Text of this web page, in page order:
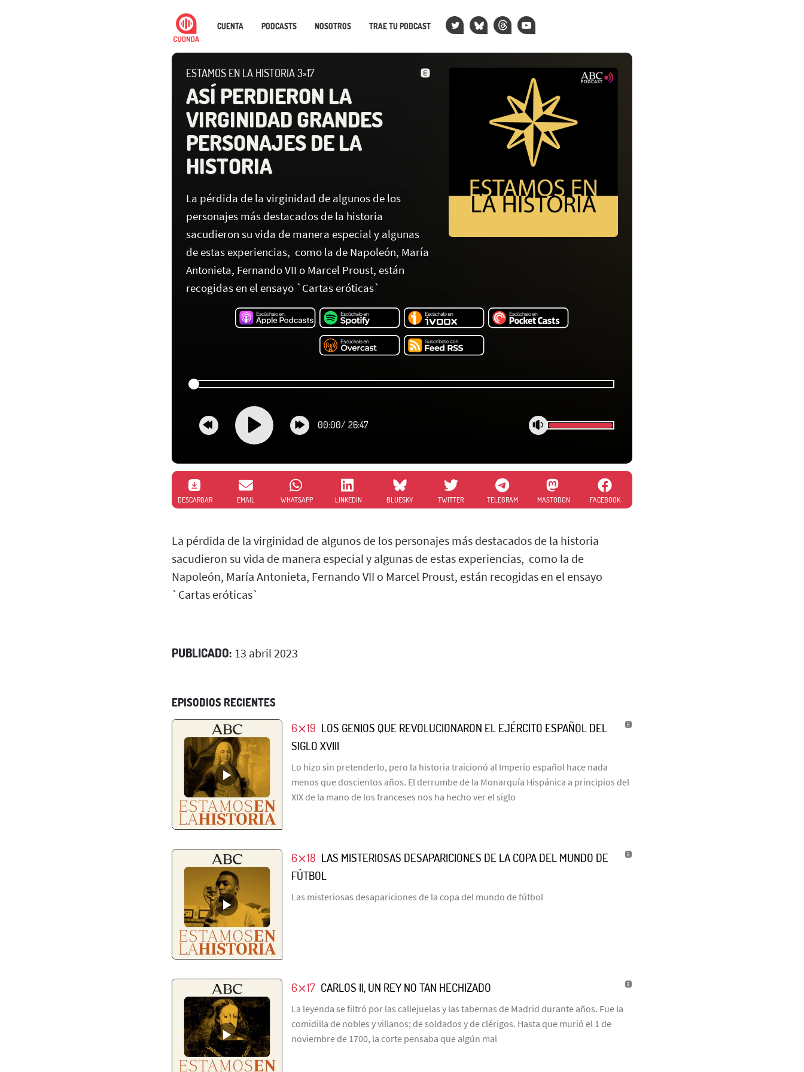
CUENTA PODCASTS NOSOTROS TRAE TU PODCAST
ESTAMOS EN LA HISTORIA 3×17
ASÍ PERDIERON LA
VIRGINIDAD GRANDES
PERSONAJES DE LA
HISTORIA
La pérdida de la virginidad de algunos de los
personajes más destacados de la historia
sacudieron su vida de manera especial y algunas
de estas experiencias, como la de Napoleón, María
Antonieta, Fernando VII o Marcel Proust, están
recogidas en el ensayo `Cartas eróticas`
00:00/ 26:47
DESCARGAR EMAIL WHATSAPP LINKEDIN BLUESKY TWITTER TELEGRAM MASTODON FACEBOOK
La pérdida de la virginidad de algunos de los personajes más destacados de la historia
sacudieron su vida de manera especial y algunas de estas experiencias, como la de
Napoleón, María Antonieta, Fernando VII o Marcel Proust, están recogidas en el ensayo
`Cartas eróticas`
PUBLICADO: 13 abril 2023
EPISODIOS RECIENTES
6⨯19 LOS GENIOS QUE REVOLUCIONARON EL EJÉRCITO ESPAÑOL DEL
SIGLO XVIII
Lo hizo sin pretenderlo, pero la historia traicionó al Imperio español hace nada
menos que doscientos años. El derrumbe de la Monarquía Hispánica a principios del
XIX de la mano de los franceses nos ha hecho ver el siglo
6⨯18 LAS MISTERIOSAS DESAPARICIONES DE LA COPA DEL MUNDO DE
FÚTBOL
Las misteriosas desapariciones de la copa del mundo de fútbol
6⨯17 CARLOS II, UN REY NO TAN HECHIZADO
La leyenda se filtró por las callejuelas y las tabernas de Madrid durante años. Fue la
comidilla de nobles y villanos; de soldados y de clérigos. Hasta que murió el 1 de
noviembre de 1700, la corte pensaba que algún mal